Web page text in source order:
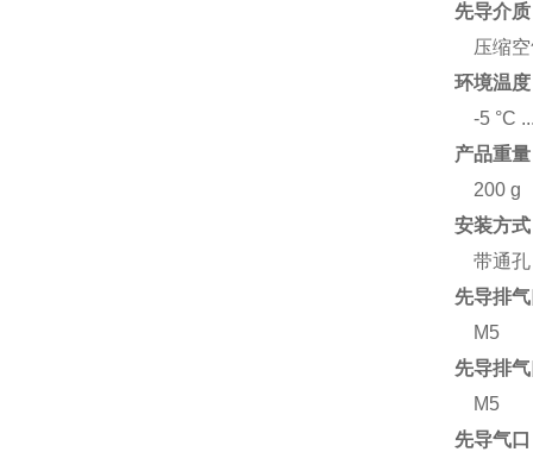
先导介质
压缩
环境温度
-5 °C
产品重量
200 g
安装方式
带通孔
先导排
M5
先导排
M5
先导气